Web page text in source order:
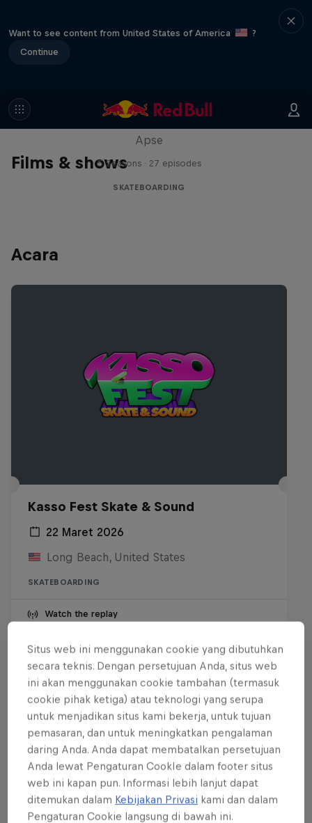
Want to see content from United States of America
?
Continue
Films & shows
Skate Tales
Apse
5 Seasons · 27 episodes
SKATEBOARDING
Acara
Kasso Fest Skate & Sound
22 Maret 2026
Long Beach, United States
SKATEBOARDING
Watch the replay
Want more of this?
Skateboarding
Welcome to the Red Bull Skateboarding hub, your
source for skateboarding news, videos, rider …
Situs web ini menggunakan cookie yang dibutuhkan
secara teknis. Dengan persetujuan Anda, situs web
ini akan menggunakan cookie tambahan (termasuk
cookie pihak ketiga) atau teknologi yang serupa
untuk menjadikan situs kami bekerja, untuk tujuan
pemasaran, dan untuk meningkatkan pengalaman
daring Anda. Anda dapat membatalkan persetujuan
Anda lewat Pengaturan CookIe dalam footer situs
web ini kapan pun. Informasi lebih lanjut dapat
ditemukan dalam Kebijakan Privasi kami dan dalam
Pengaturan Cookie langsung di bawah ini.